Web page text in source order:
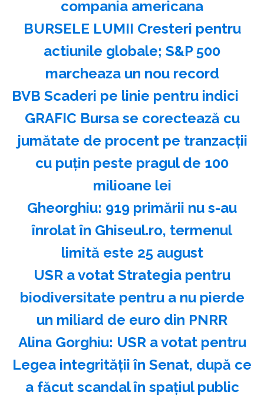
compania americana
BURSELE LUMII Cresteri pentru
actiunile globale; S&P 500
marcheaza un nou record
BVB Scaderi pe linie pentru indici
GRAFIC Bursa se corectează cu
jumătate de procent pe tranzacții
cu puțin peste pragul de 100
milioane lei
Gheorghiu: 919 primării nu s-au
înrolat în Ghiseul.ro, termenul
limită este 25 august
USR a votat Strategia pentru
biodiversitate pentru a nu pierde
un miliard de euro din PNRR
Alina Gorghiu: USR a votat pentru
Legea integrităţii în Senat, după ce
a făcut scandal în spaţiul public